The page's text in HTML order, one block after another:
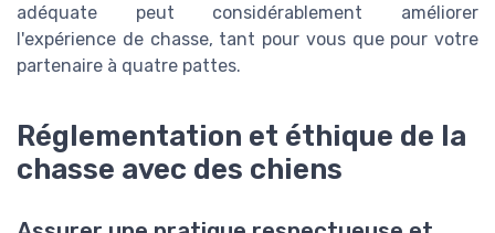
adéquate peut considérablement améliorer
l'expérience de chasse, tant pour vous que pour votre
partenaire à quatre pattes.
Réglementation et éthique de la
chasse avec des chiens